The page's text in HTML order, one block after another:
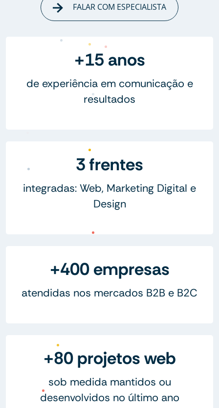
FALAR COM ESPECIALISTA
+15 anos
de experiência em comunicação e
resultados
3 frentes
integradas: Web, Marketing Digital e
Design
+400 empresas
atendidas nos mercados B2B e B2C
+80 projetos web
sob medida mantidos ou
desenvolvidos no último ano